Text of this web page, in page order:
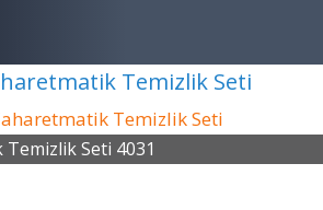
Temizlik Seti
Temizlik Seti
Seti 4031